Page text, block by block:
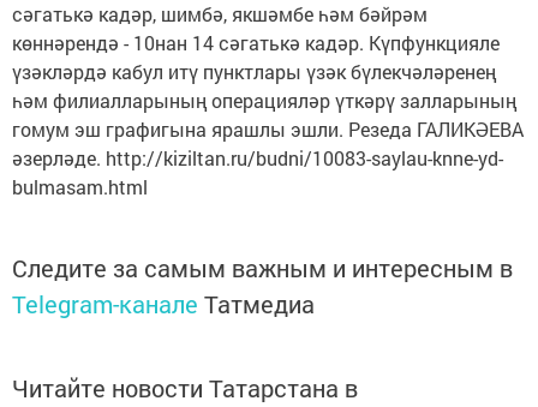
сәгатькә кадәр, шимбә, якшәмбе һәм бәйрәм
көннәрендә - 10нан 14 сәгатькә кадәр. Күпфункцияле
үзәкләрдә кабул итү пункт­лары үзәк бүлекчәләренең
һәм филиалла­рының операцияләр үткәрү залларының
гомум эш графигына ярашлы эшли. Резеда ГАЛИКӘЕВА
әзерләде. http://kiziltan.ru/budni/10083-saylau-knne-yd-
bulmasam.html
Следите за самым важным и интересным в
Telegram-канале Татмедиа
Читайте новости Татарстана в